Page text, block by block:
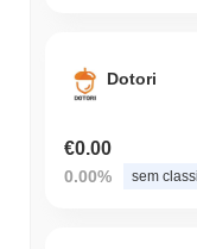
Dotori
€0.00
0.00% sem